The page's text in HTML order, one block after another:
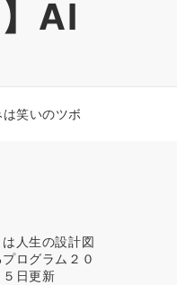
AI
笑いのツボ
人生の設計図
ログラム２０
５日更新